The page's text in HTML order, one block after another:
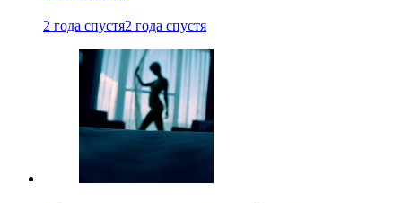
2 года спустя2 года спустя